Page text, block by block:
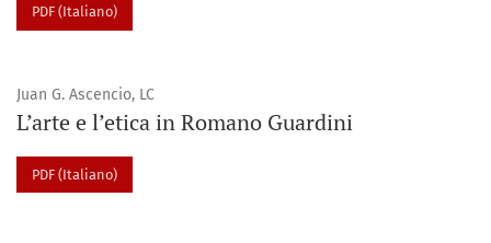
PDF (Italiano)
Juan G. Ascencio, LC
L’arte e l’etica in Romano Guardini
PDF (Italiano)